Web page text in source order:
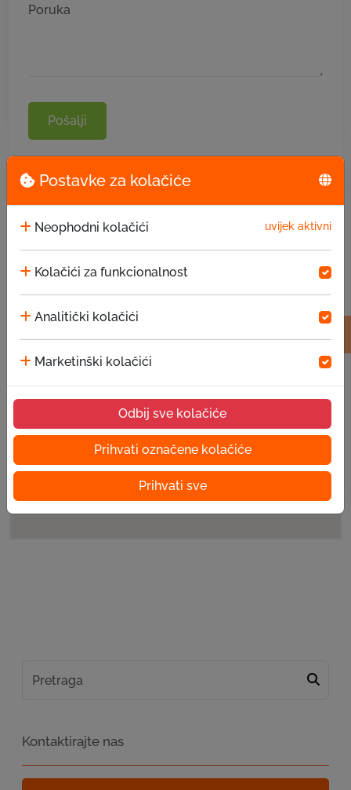
Postavke za kolačiće
Neophodni kolačići uvijek aktivni
Kolačići za funkcionalnost
Analitički kolačići
Marketinški kolačići
Odbij sve kolačiće
Prihvati označene kolačiće
Prihvati sve
Pošalji
Kontaktirajte nas